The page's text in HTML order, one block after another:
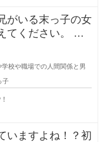
がいる末っ子の女
ください。 姉
校や職場での人間関係と男
子
いますよね！？初